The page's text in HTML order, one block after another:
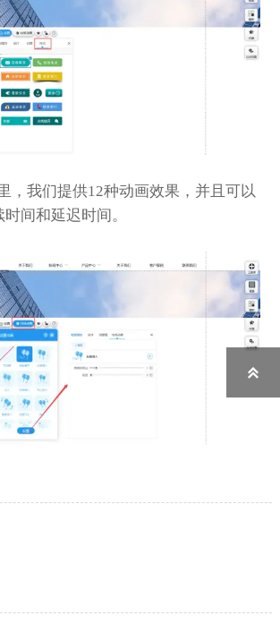
，我们提供12种动画效果，并且可以
间和延迟时间。
